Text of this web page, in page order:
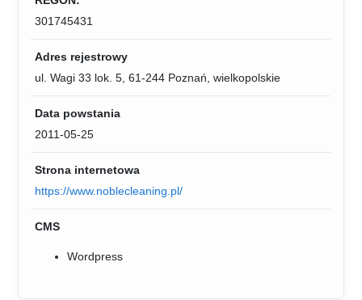
301745431
Adres rejestrowy
ul. Wagi 33 lok. 5, 61-244 Poznań, wielkopolskie
Data powstania
2011-05-25
Strona internetowa
https://www.noblecleaning.pl/
CMS
Wordpress